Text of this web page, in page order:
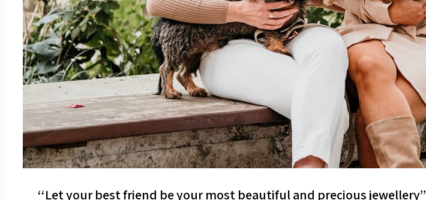
‘‘Let your best friend be your most beautiful and precious jewellery’’